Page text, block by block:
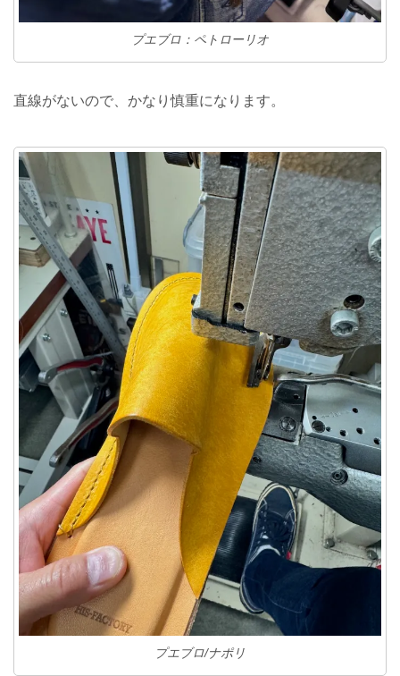
プエブロ：ペトローリオ
直線がないので、かなり慎重になります。
プエブロ/ナポリ